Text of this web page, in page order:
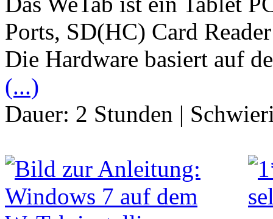
Ports, SD(HC) Card
Die Hardware basiert auf
(...)
Dauer: 2 Stunden |